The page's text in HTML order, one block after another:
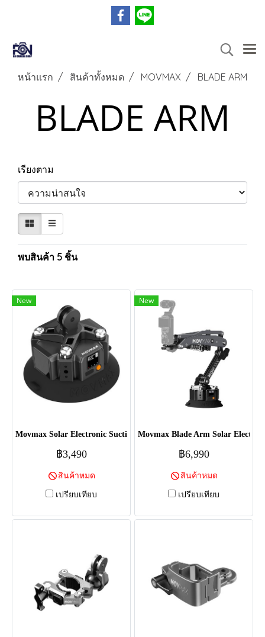
หน้าแรก สินค้าทั้งหมด MOVMAX BLADE ARM
BLADE ARM
เรียงตาม
พบสินค้า 5 ชิ้น
New
Movmax Solar Electronic Suction Cup (For Blade Arm)
฿3,490
สินค้าหมด
เปรียบเทียบ
New
Movmax Blade Arm Solar
฿6,990
สินค้าหมด
เปรียบเทียบ